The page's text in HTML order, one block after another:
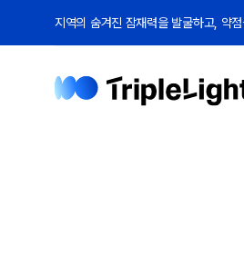
지역의 숨겨진 잠재력을 발굴하고, 약